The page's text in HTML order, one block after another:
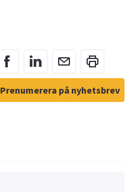
Prenumerera på nyhetsbrev